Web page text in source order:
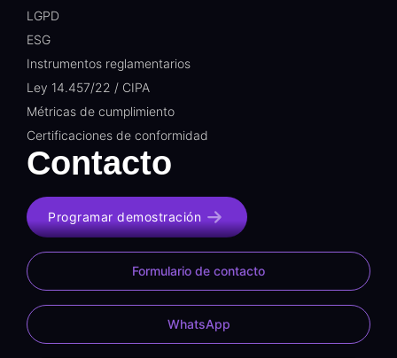
LGPD
ESG
Instrumentos reglamentarios
Ley 14.457/22 / CIPA
Métricas de cumplimiento
Certificaciones de conformidad
Contacto
Programar demostración
Formulario de contacto
WhatsApp